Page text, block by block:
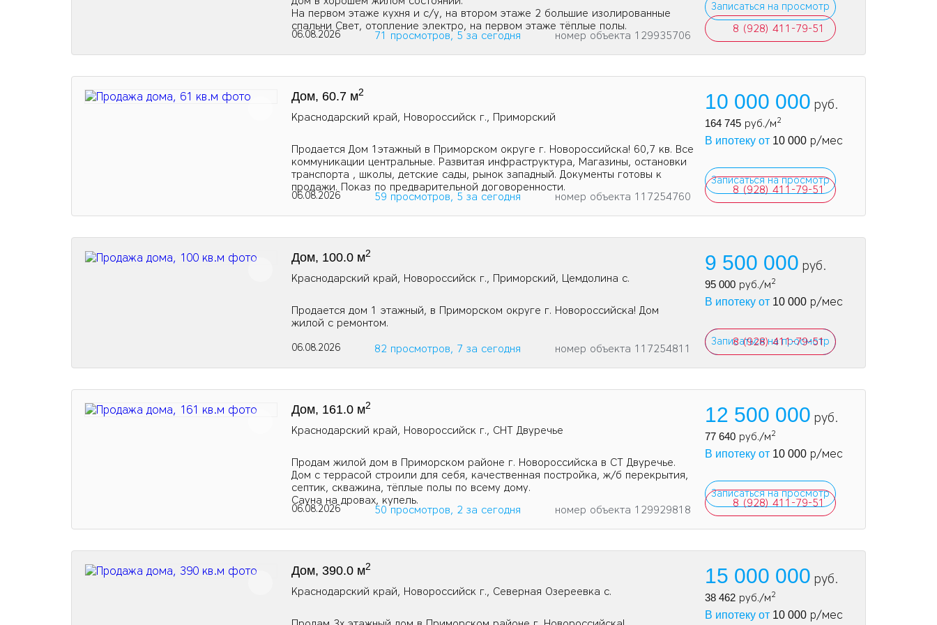
На первом этаже кухня и с/у, на втором этаже 2 большие изолированные
спальни Свет, отопление электро, на первом этаже тёплые полы.
06.08.2026 71 просмотров, 5 за сегодня номер объекта 129935706
Записаться на просмотр
8 (928) 411-79-51
Дом, 60.7 м2
Краснодарский край, Новороссийск г., Приморский
Продается Дом 1этажный в Приморском округе г. Новороссийска! 60,7 кв. Все
коммуникации центральные. Развитая инфраструктура, Магазины, остановки
транспорта , школы, детские сады, рынок западный. Документы готовы к
продажи. Показ по предварительной договоренности.
06.08.2026 59 просмотров, 5 за сегодня номер объекта 117254760
10 000 000 руб.
164 745 руб./м2
В ипотеку от 10 000 р/мес
Записаться на просмотр
8 (928) 411-79-51
Дом, 100.0 м2
Краснодарский край, Новороссийск г., Приморский, Цемдолина с.
Продается дом 1 этажный, в Приморском округе г. Новороссийска! Дом
жилой с ремонтом.
06.08.2026 82 просмотров, 7 за сегодня номер объекта 117254811
9 500 000 руб.
95 000 руб./м2
В ипотеку от 10 000 р/мес
Записаться на просмотр
8 (928) 411-79-51
Дом, 161.0 м2
Краснодарский край, Новороссийск г., СНТ Двуречье
Продам жилой дом в Приморском районе г. Новороссийска в СТ Двуречье.
Дом с террасой строили для себя, качественная постройка, ж/б перекрытия,
септик, скважина, тёплые полы по всему дому.
Сауна на дровах, купель.
06.08.2026 50 просмотров, 2 за сегодня номер объекта 129929818
12 500 000 руб.
77 640 руб./м2
В ипотеку от 10 000 р/мес
Записаться на просмотр
8 (928) 411-79-51
Дом, 390.0 м2
Краснодарский край, Новороссийск г., Северная Озереевка с.
15 000 000 руб.
38 462 руб./м2
В ипотеку от 10 000 р/мес